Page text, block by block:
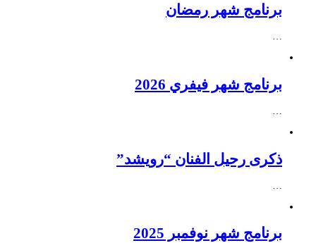
برنامج شهر رمضان
…
برنامج شهر فيفري 2026
…
ذكرى رحيل الفنان “رويشد”
…
برنامج شهر نوفمبر 2025